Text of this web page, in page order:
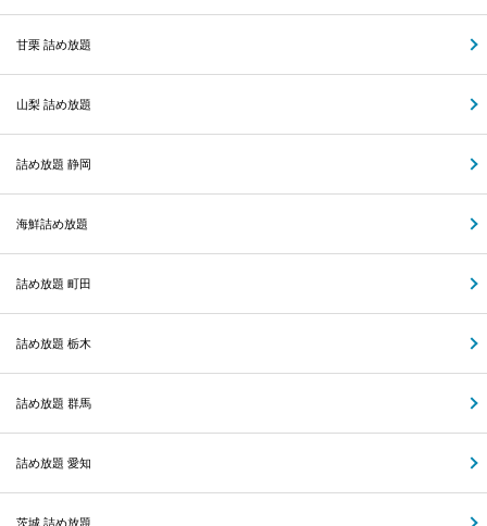
甘栗 詰め放題
山梨 詰め放題
詰め放題 静岡
海鮮詰め放題
詰め放題 町田
詰め放題 栃木
詰め放題 群馬
詰め放題 愛知
茨城 詰め放題